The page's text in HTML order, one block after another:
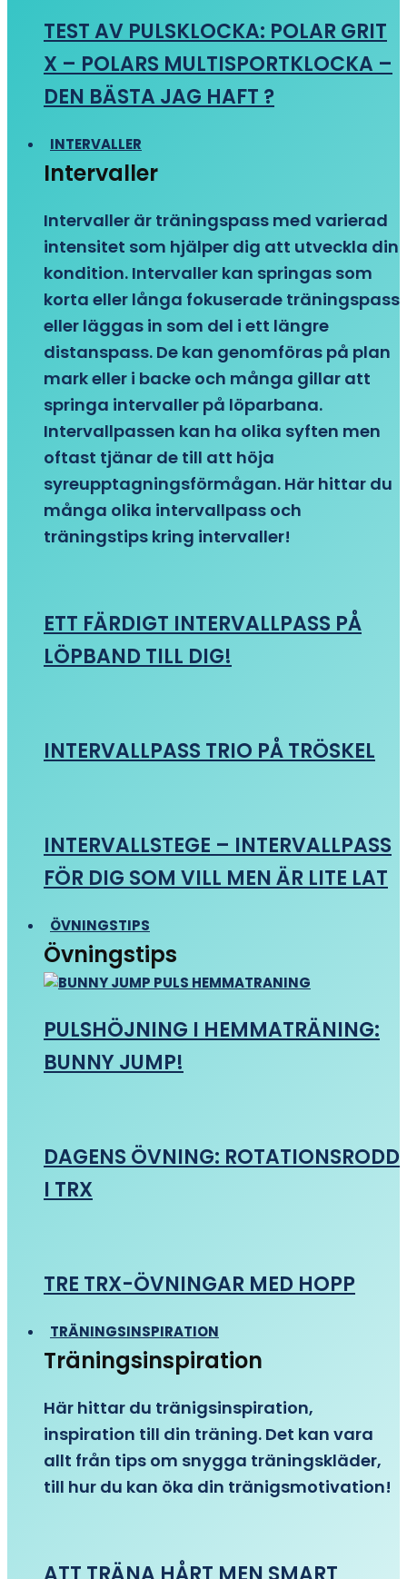
TEST AV PULSKLOCKA: POLAR GRIT
X – POLARS MULTISPORTKLOCKA –
DEN BÄSTA JAG HAFT ?
INTERVALLER
Intervaller
Intervaller är träningspass med varierad
intensitet som hjälper dig att utveckla din
kondition. Intervaller kan springas som
korta eller långa fokuserade träningspass
eller läggas in som del i ett längre
distanspass. De kan genomföras på plan
mark eller i backe och många gillar att
springa intervaller på löparbana.
Intervallpassen kan ha olika syften men
oftast tjänar de till att höja
syreupptagningsförmågan. Här hittar du
många olika intervallpass och
träningstips kring intervaller!
ETT FÄRDIGT INTERVALLPASS PÅ
LÖPBAND TILL DIG!
INTERVALLPASS TRIO PÅ TRÖSKEL
INTERVALLSTEGE – INTERVALLPASS
FÖR DIG SOM VILL MEN ÄR LITE LAT
ÖVNINGSTIPS
Övningstips
PULSHÖJNING I HEMMATRÄNING:
BUNNY JUMP!
DAGENS ÖVNING: ROTATIONSRODD
I TRX
TRE TRX-ÖVNINGAR MED HOPP
TRÄNINGSINSPIRATION
Träningsinspiration
Här hittar du tränigsinspiration,
inspiration till din träning. Det kan vara
allt från tips om snygga träningskläder,
till hur du kan öka din tränigsmotivation!